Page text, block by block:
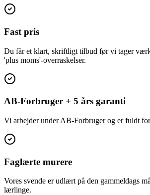
Fast pris
Du får et klart, skriftligt tilbud før vi tager
'plus moms'-overraskelser.
AB-Forbruger + 5 års garanti
Vi arbejder under AB-Forbruger og er fuldt
Faglærte murere
Vores svende er udlært på den gammeldags
lærlinge.